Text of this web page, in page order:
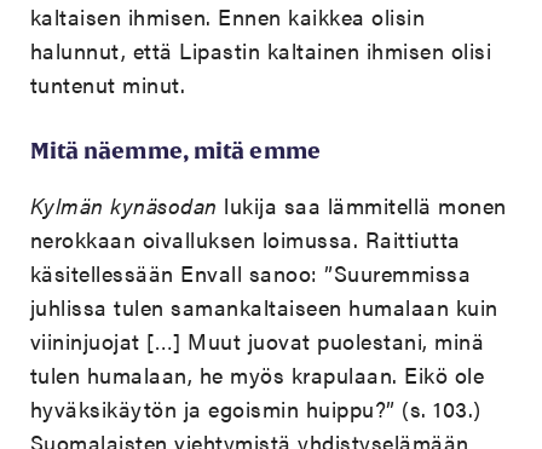
kaltaisen ihmisen. Ennen kaikkea olisin
halunnut, että Lipastin kaltainen ihmisen olisi
tuntenut minut.
Mitä näemme, mitä emme
Kylmän kynäsodan lukija saa lämmitellä monen
nerokkaan oivalluksen loimussa. Raittiutta
käsitellessään Envall sanoo: ”Suuremmissa
juhlissa tulen samankaltaiseen humalaan kuin
viininjuojat […] Muut juovat puolestani, minä
tulen humalaan, he myös krapulaan. Eikö ole
hyväksikäytön ja egoismin huippu?” (s. 103.)
Suomalaisten viehtymistä yhdistyselämään